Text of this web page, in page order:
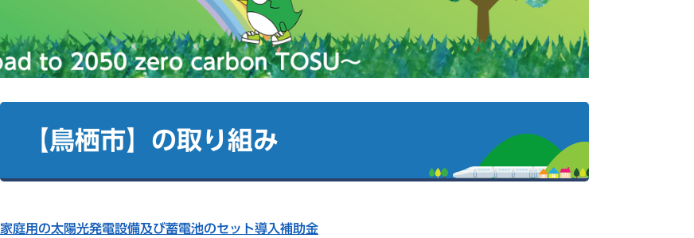
【鳥栖市】の取り組み
家庭用の太陽光発電設備及び蓄電池のセット導入補助金